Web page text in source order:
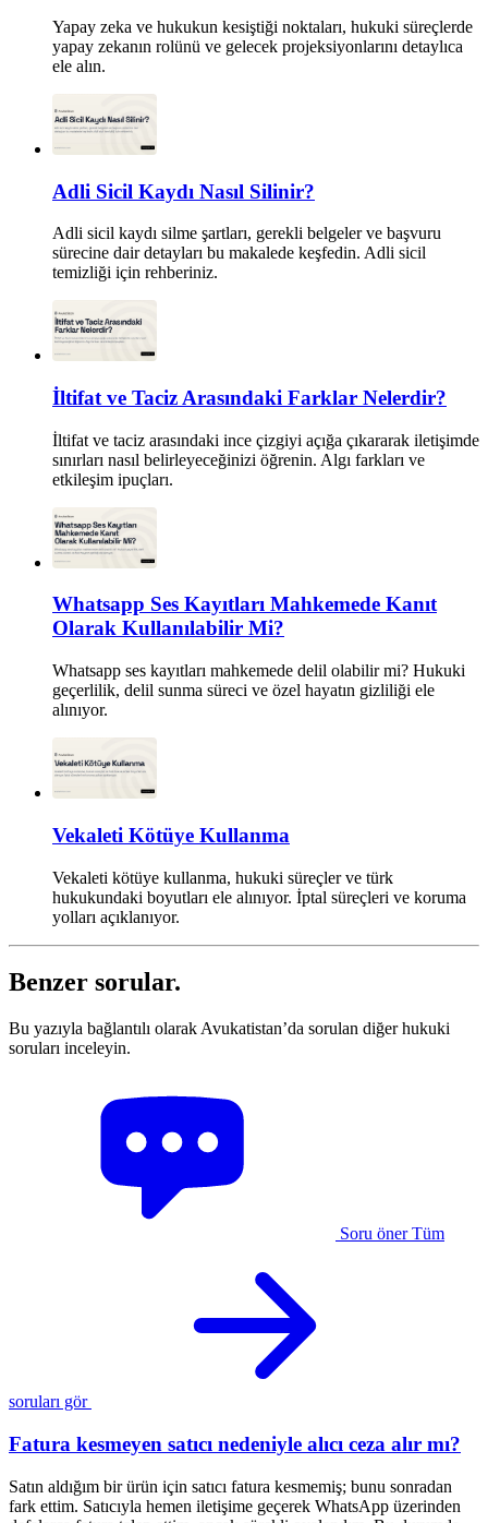
Yapay zeka ve hukukun kesiştiği noktaları, hukuki süreçlerde
yapay zekanın rolünü ve gelecek projeksiyonlarını detaylıca
ele alın.
Adli Sicil Kaydı Nasıl Silinir?
Adli sicil kaydı silme şartları, gerekli belgeler ve başvuru
sürecine dair detayları bu makalede keşfedin. Adli sicil
temizliği için rehberiniz.
İltifat ve Taciz Arasındaki Farklar Nelerdir?
İltifat ve taciz arasındaki ince çizgiyi açığa çıkararak iletişimde
sınırları nasıl belirleyeceğinizi öğrenin. Algı farkları ve
etkileşim ipuçları.
Whatsapp Ses Kayıtları Mahkemede Kanıt
Olarak Kullanılabilir Mi?
Whatsapp ses kayıtları mahkemede delil olabilir mi? Hukuki
geçerlilik, delil sunma süreci ve özel hayatın gizliliği ele
alınıyor.
Vekaleti Kötüye Kullanma
Vekaleti kötüye kullanma, hukuki süreçler ve türk
hukukundaki boyutları ele alınıyor. İptal süreçleri ve koruma
yolları açıklanıyor.
Benzer sorular.
Bu yazıyla bağlantılı olarak Avukatistan’da sorulan diğer hukuki
soruları inceleyin.
Soru öner Tüm
soruları gör
Fatura kesmeyen satıcı nedeniyle alıcı ceza alır mı?
Satın aldığım bir ürün için satıcı fatura kesmemiş; bunu sonradan
fark ettim. Satıcıyla hemen iletişime geçerek WhatsApp üzerinden